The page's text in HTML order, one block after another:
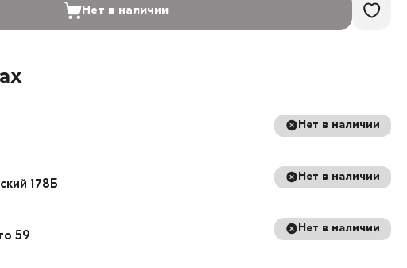
Нет в наличии
Нет в наличии
178Б
Нет в наличии
59
Нет в наличии